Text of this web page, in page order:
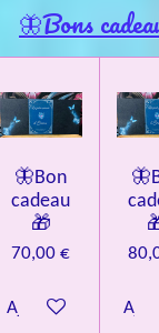
🦋Bons
🦋Bon
cadeau
🎁
70,00 €
Ajouter au panier